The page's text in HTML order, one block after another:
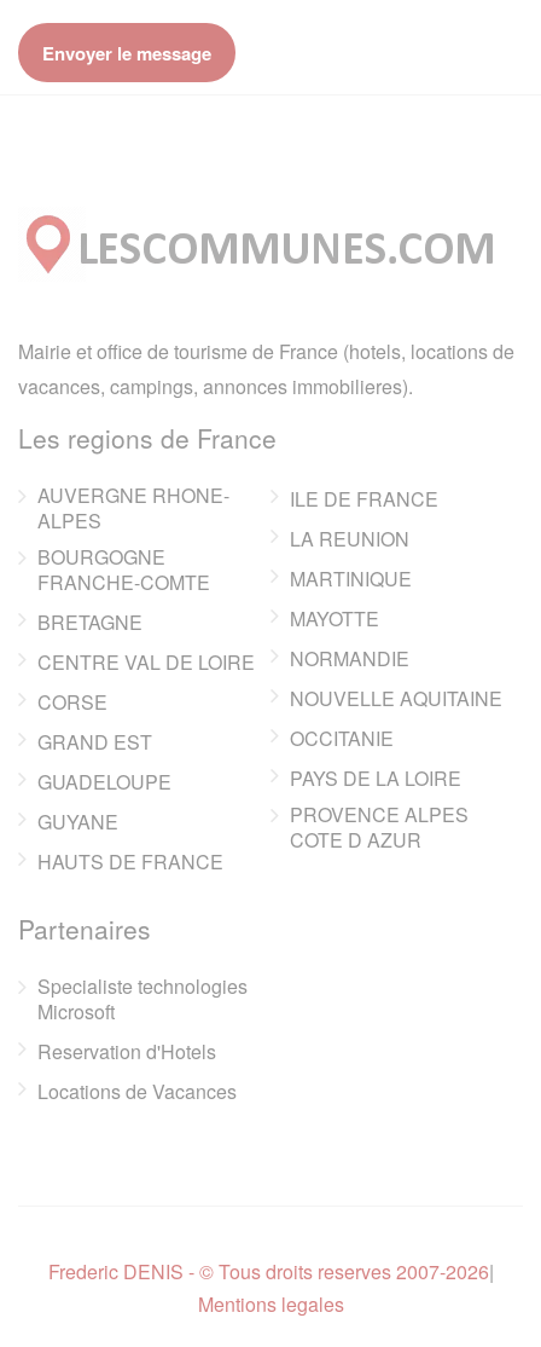
Mairie et office de tourisme de France (hotels, locations de
vacances, campings, annonces immobilieres).
Les regions de France
AUVERGNE RHONE-
ALPES
BOURGOGNE
FRANCHE-COMTE
BRETAGNE
CENTRE VAL DE LOIRE
CORSE
GRAND EST
GUADELOUPE
GUYANE
HAUTS DE FRANCE
ILE DE FRANCE
LA REUNION
MARTINIQUE
MAYOTTE
NORMANDIE
NOUVELLE AQUITAINE
OCCITANIE
PAYS DE LA LOIRE
PROVENCE ALPES
COTE D AZUR
Partenaires
Specialiste technologies
Microsoft
Reservation d'Hotels
Locations de Vacances
Frederic DENIS - © Tous droits reserves 2007-2026|
Mentions legales